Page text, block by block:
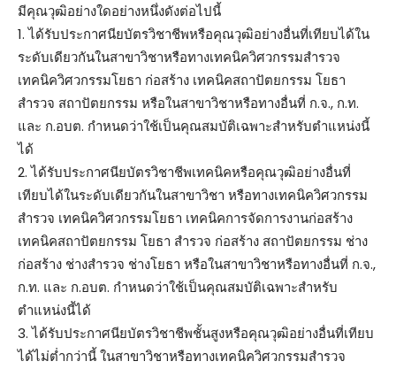
มีคุณวุฒิอย่างใดอย่างหนึ่งดังต่อไปนี้
1. ได้รับประกาศนียบัตรวิชาชีพหรือคุณวุฒิอย่างอื่นที่เทียบได้ใน
ระดับเดียวกันในสาขาวิชาหรือทางเทคนิควิศวกรรมสำรวจ
เทคนิควิศวกรรมโยธา ก่อสร้าง เทคนิคสถาปัตยกรรม โยธา
สำรวจ สถาปัตยกรรม หรือในสาขาวิชาหรือทางอื่นที่ ก.จ., ก.ท.
และ ก.อบต. กำหนดว่าใช้เป็นคุณสมบัติเฉพาะสำหรับตำแหน่งนี้
ได้
2. ได้รับประกาศนียบัตรวิชาชีพเทคนิคหรือคุณวุฒิอย่างอื่นที่
เทียบได้ในระดับเดียวกันในสาขาวิชา หรือทางเทคนิควิศวกรรม
สำรวจ เทคนิควิศวกรรมโยธา เทคนิคการจัดการงานก่อสร้าง
เทคนิคสถาปัตยกรรม โยธา สำรวจ ก่อสร้าง สถาปัตยกรรม ช่าง
ก่อสร้าง ช่างสำรวจ ช่างโยธา หรือในสาขาวิชาหรือทางอื่นที่ ก.จ.,
ก.ท. และ ก.อบต. กำหนดว่าใช้เป็นคุณสมบัติเฉพาะสำหรับ
ตำแหน่งนี้ได้
3. ได้รับประกาศนียบัตรวิชาชีพชั้นสูงหรือคุณวุฒิอย่างอื่นที่เทียบ
ได้ไม่ต่ำกว่านี้ ในสาขาวิชาหรือทางเทคนิควิศวกรรมสำรวจ